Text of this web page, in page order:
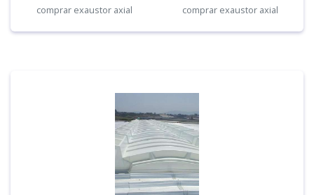
comprar exaustor axial
comprar exaustor axial